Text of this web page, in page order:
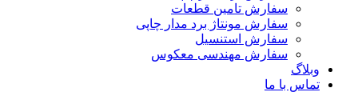
سفارش تامین قطعات
سفارش مونتاژ برد مدار چاپی
سفارش استنسیل
سفارش مهندسی معکوس
وبلاگ
تماس با ما